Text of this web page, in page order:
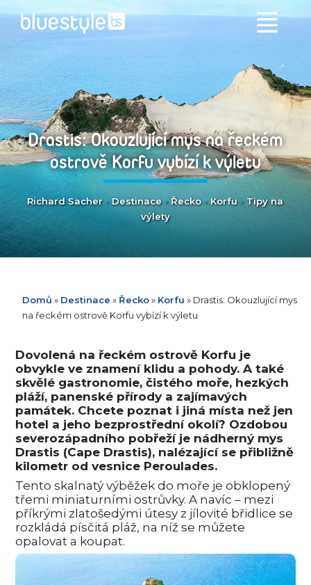
Drastis: Okouzlující mys na řeckém
ostrově Korfu vybízí k výletu
Richard Sacher•Destinace•Řecko• Korfu• Tipy na
výlety
Domů » Destinace » Řecko» Korfu » Drastis: Okouzlující mys
na řeckém ostrově Korfu vybízí k výletu
Dovolená na řeckém ostrově Korfu je
obvykle ve znamení klidu a pohody. A také
skvělé gastronomie, čistého moře, hezkých
pláží, panenské přírody a zajímavých
památek. Chcete poznat i jiná místa než jen
hotel a jeho bezprostřední okolí? Ozdobou
severozápadního pobřeží je nádherný mys
Drastis (Cape Drastis), nalézající se přibližně
kilometr od vesnice Peroulades.
Tento skalnatý výběžek do moře je obklopený
třemi miniaturními ostrůvky. A navíc – mezi
příkrými zlatošedými útesy z jílovité břidlice se
rozkládá písčitá pláž, na níž se můžete
opalovat a koupat.